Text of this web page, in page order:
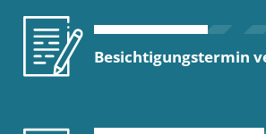
Besichtigungstermin